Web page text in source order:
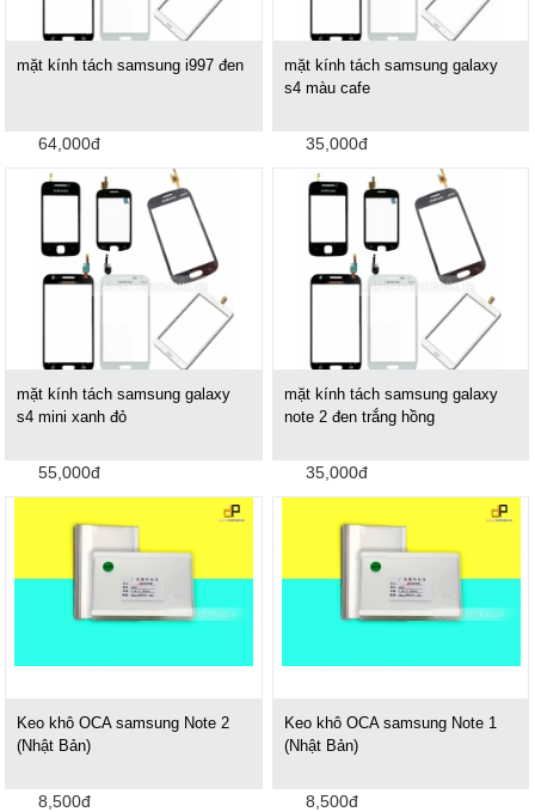
mặt kính tách samsung i997 đen
64,000đ
mặt kính tách samsung galaxy
s4 màu cafe
35,000đ
mặt kính tách samsung galaxy
s4 mini xanh đỏ
55,000đ
mặt kính tách samsung galaxy
note 2 đen trắng hồng
35,000đ
Keo khô OCA samsung Note 2
(Nhật Bản)
8,500đ
Keo khô OCA samsung Note 1
(Nhật Bản)
8,500đ